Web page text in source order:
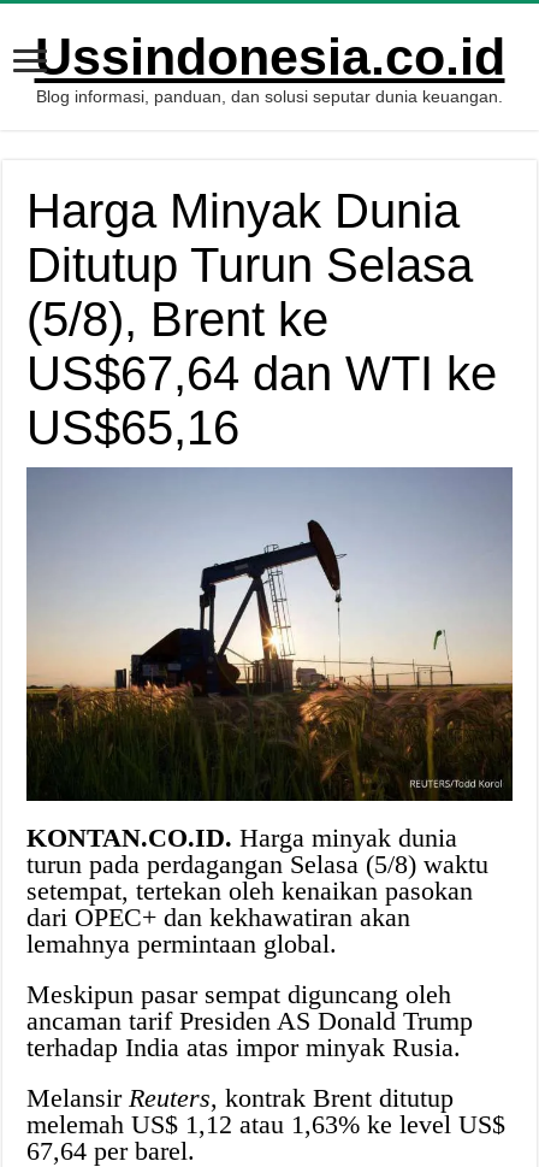
Ussindonesia.co.id
Blog informasi, panduan, dan solusi seputar dunia keuangan.
Harga Minyak Dunia
Ditutup Turun Selasa
(5/8), Brent ke
US$67,64 dan WTI ke
US$65,16
KONTAN.CO.ID. Harga minyak dunia
turun pada perdagangan Selasa (5/8) waktu
setempat, tertekan oleh kenaikan pasokan
dari OPEC+ dan kekhawatiran akan
lemahnya permintaan global.
Meskipun pasar sempat diguncang oleh
ancaman tarif Presiden AS Donald Trump
terhadap India atas impor minyak Rusia.
Melansir Reuters, kontrak Brent ditutup
melemah US$ 1,12 atau 1,63% ke level US$
67,64 per barel.